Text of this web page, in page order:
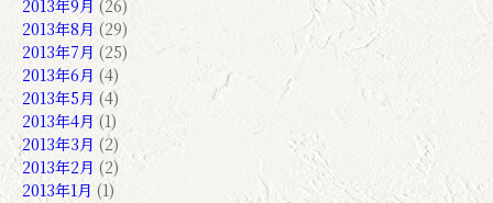
2013年9月 (26)
2013年8月 (29)
2013年7月 (25)
2013年6月 (4)
2013年5月 (4)
2013年4月 (1)
2013年3月 (2)
2013年2月 (2)
2013年1月 (1)